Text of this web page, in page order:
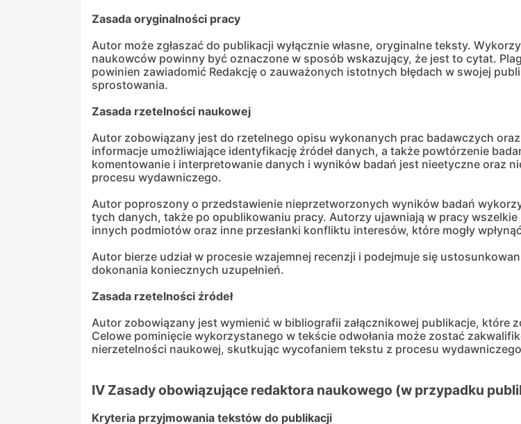
Zasada oryginalności pracy
Autor może zgłaszać do publikacji wyłącznie własne, oryginalne teksty.
naukowców powinny być oznaczone w sposób wskazujący, że jest to cytat.
powinien zawiadomić Redakcję o zauważonych istotnych błędach w swojej
sprostowania.
Zasada rzetelności naukowej
Autor zobowiązany jest do rzetelnego opisu wykonanych prac badawczych
informacje umożliwiające identyfikację źródeł danych, a także powtórzenie
komentowanie i interpretowanie danych i wyników badań jest nieetyczne oraz
procesu wydawniczego.
Autor poproszony o przedstawienie nieprzetworzonych wyników badań
tych danych, także po opublikowaniu pracy. Autorzy ujawniają w pracy
innych podmiotów oraz inne przesłanki konfliktu interesów, które mogły
Autor bierze udział w procesie wzajemnej recenzji i podejmuje się
dokonania koniecznych uzupełnień.
Zasada rzetelności źródeł
Autor zobowiązany jest wymienić w bibliografii załącznikowej publikacje, które
Celowe pominięcie wykorzystanego w tekście odwołania może zostać
nierzetelności naukowej, skutkując wycofaniem tekstu z procesu
IV Zasady obowiązujące redaktora naukowego (w przypadku
Kryteria przyjmowania tekstów do publikacji